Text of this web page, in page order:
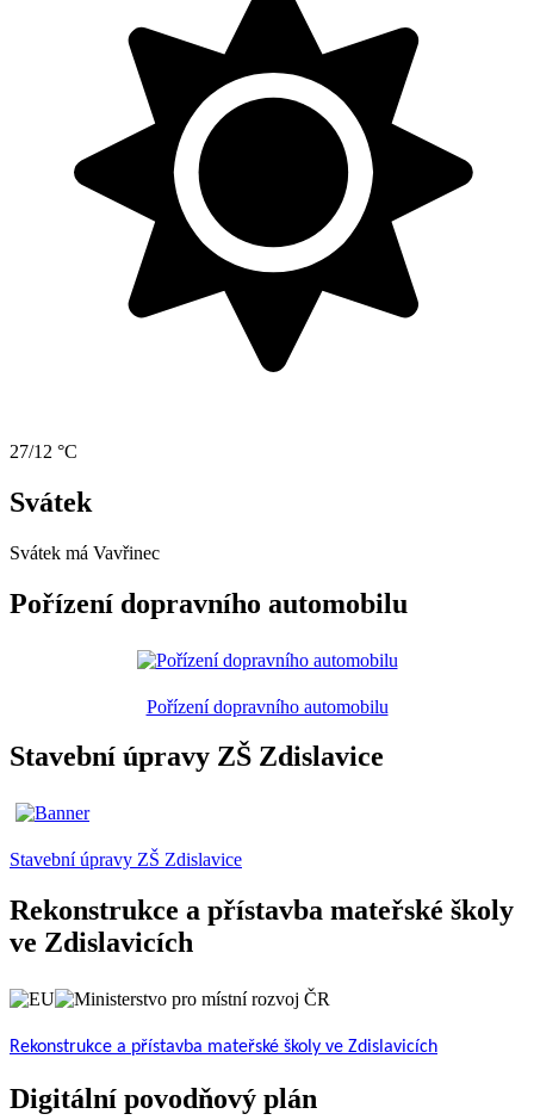
27/12 °C
Svátek
Svátek má Vavřinec
Pořízení dopravního automobilu
Pořízení dopravního automobilu
Stavební úpravy ZŠ Zdislavice
Stavební úpravy ZŠ Zdislavice
Rekonstrukce a přístavba mateřské školy
ve Zdislavicích
Rekonstrukce a přístavba mateřské školy ve Zdislavicích
Digitální povodňový plán